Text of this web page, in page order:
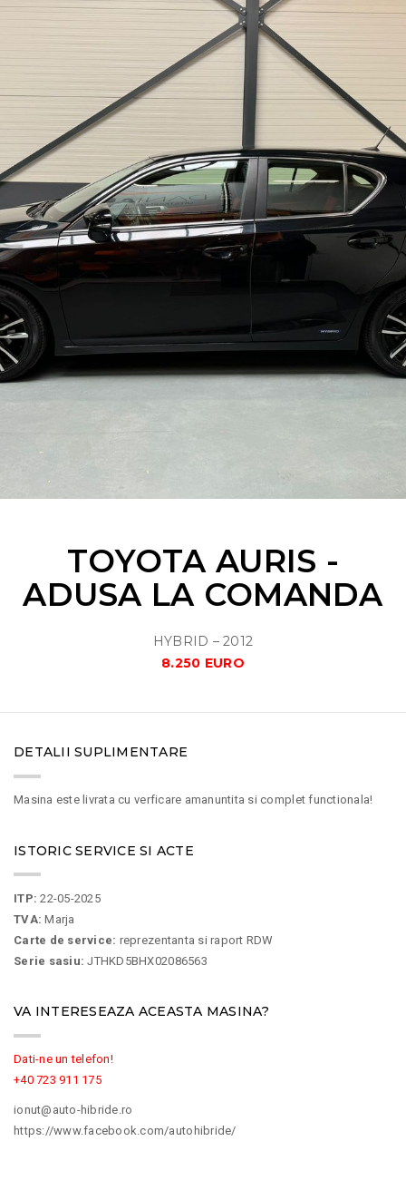
TOYOTA AURIS -
ADUSA LA COMANDA
HYBRID – 2012
8.250 EURO
DETALII SUPLIMENTARE
Masina este livrata cu verficare amanuntita si complet functionala!
ISTORIC SERVICE SI ACTE
ITP: 22-05-2025
TVA: Marja
Carte de service: reprezentanta si raport RDW
Serie sasiu:JTHKD5BHX02086563
VA INTERESEAZA ACEASTA MASINA?
Dati-ne un telefon!
+40 723 911 175
ionut@auto-hibride.ro
https://www.facebook.com/autohibride/